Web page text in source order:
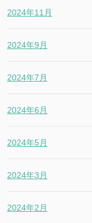
2024年11月
2024年9月
2024年7月
2024年6月
2024年5月
2024年3月
2024年2月